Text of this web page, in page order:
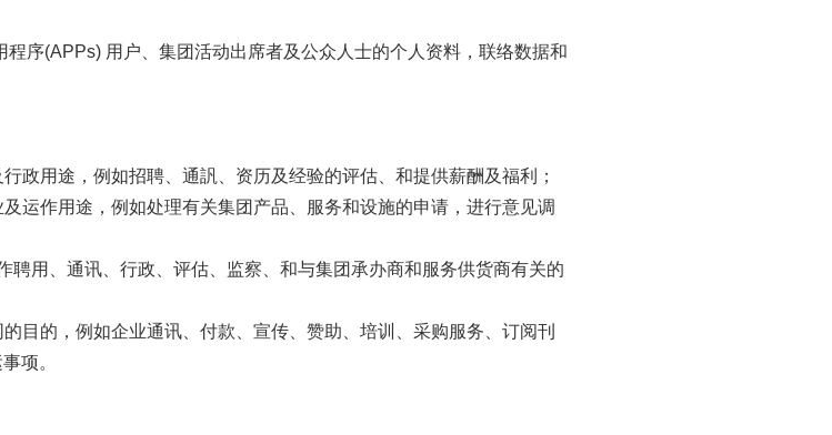
序(APPs) 用户、集团活动出席者及公众人士的个人资料，联络数据和
政用途，例如招聘、通訉、资历及经验的评估、和提供薪酬及福利；
运作用途，例如处理有关集团产品、服务和设施的申请，进行意见调
用、通讯、行政、评估、监察、和与集团承办商和服务供货商有关的
目的，例如企业通讯、付款、宣传、赞助、培训、采购服务、订阅刊
项。